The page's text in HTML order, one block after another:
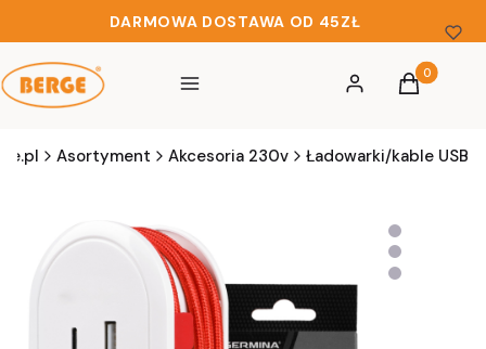
DARMOWA DOSTAWA OD 45ZŁ
Menu Zaloguj sięProdukty
Koszyk
Asortyment Akcesoria 230v Ładowarki/kable USB